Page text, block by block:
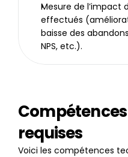
Mesure de l’impact
effectués
baisse des
NPS, etc.).
requises
Voici les compétences